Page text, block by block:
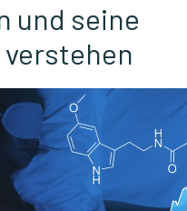
und seine